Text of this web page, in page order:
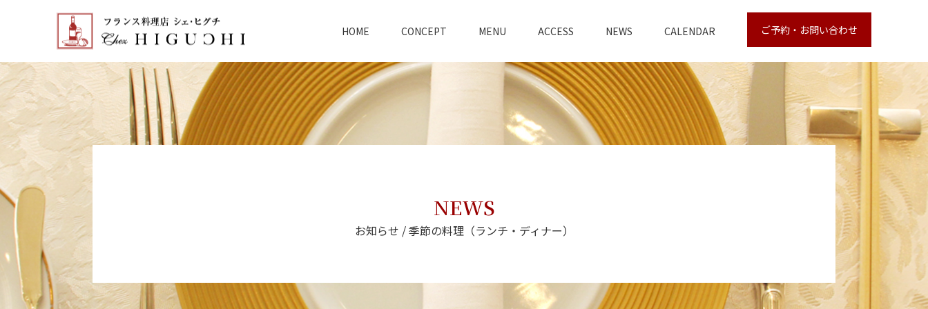
ご予約・お問い合わせ
HOME CONCEPT MENU ACCESS NEWS CALENDAR
NEWS
お知らせ / 季節の料理（ランチ・ディナー）